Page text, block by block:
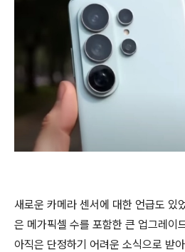
새로운 카메라 센서에 대한 언급도 있
은 메가픽셀 수를 포함한 큰 업그레이
아직은 단정하기 어려운 소식으로 받